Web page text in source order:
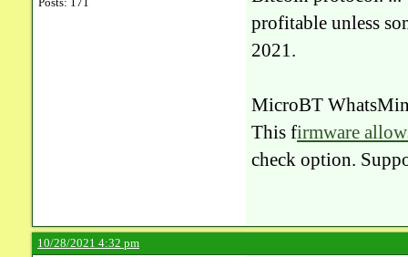
profitable unless
2021.
MicroBT
This firmware
check option.
10/28/2021 4:32 pm